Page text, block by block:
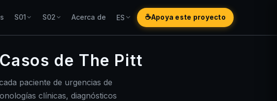
S01 S02 Acerca de ES ☕Apoya este proyecto
de The Pitt
paciente de urgencias de
clínicas, diagnósticos